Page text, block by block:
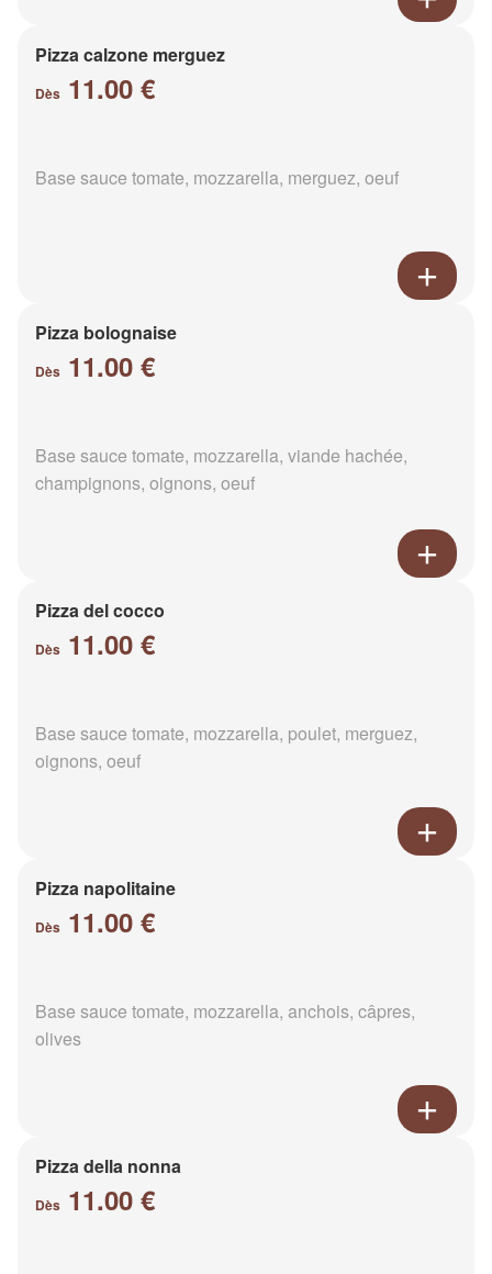
Pizza calzone merguez
Dès 11.00 €
Base sauce tomate, mozzarella, merguez, oeuf
Pizza bolognaise
Dès 11.00 €
Base sauce tomate, mozzarella, viande hachée,
champignons, oignons, oeuf
Pizza del cocco
Dès 11.00 €
Base sauce tomate, mozzarella, poulet, merguez,
oignons, oeuf
Pizza napolitaine
Dès 11.00 €
Base sauce tomate, mozzarella, anchois, câpres,
olives
Pizza della nonna
Dès 11.00 €